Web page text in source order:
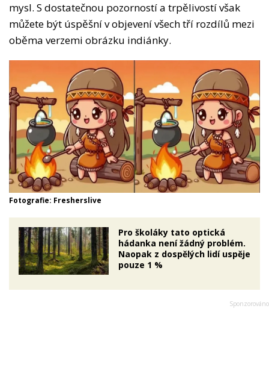
mysl. S dostatečnou pozorností a trpělivostí však
můžete být úspěšní v objevení všech tří rozdílů mezi
oběma verzemi obrázku indiánky.
Fotografie: Fresherslive
Pro školáky tato optická
hádanka není žádný problém.
Naopak z dospělých lidí uspěje
pouze 1 %